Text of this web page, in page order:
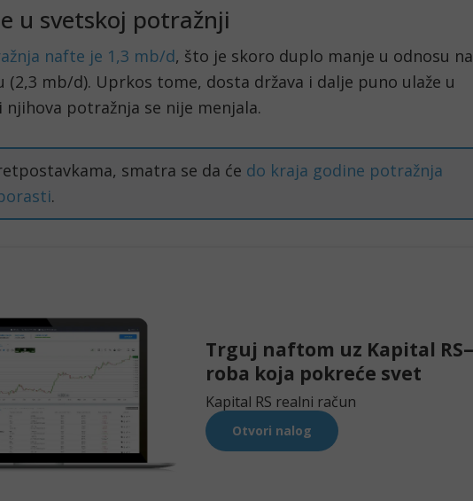
u svetskoj potražnji
nafte je 1,3 mb/d, što je skoro duplo manje u odnosu na
(2,3 mb/d). Uprkos tome, dosta država i dalje puno ulaže u
potražnja se nije menjala.
smatra se da će do kraja godine potražnja
.